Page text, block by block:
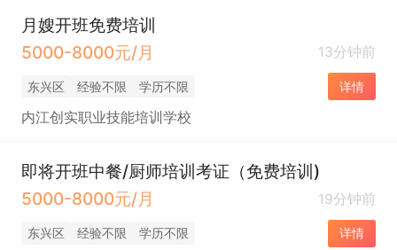
月嫂开班免费培训
5000-8000元/月
13分钟前
东兴区 经验不限 学历不限 详情
内江创实职业技能培训学校
即将开班中餐/厨师培训考证（免费培训)
5000-8000元/月
19分钟前
东兴区 经验不限 学历不限 详情